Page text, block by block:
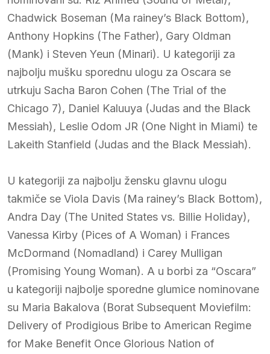
Chadwick Boseman (Ma rainey’s Black Bottom),
Anthony Hopkins (The Father), Gary Oldman
(Mank) i Steven Yeun (Minari). U kategoriji za
najbolju mušku sporednu ulogu za Oscara se
utrkuju Sacha Baron Cohen (The Trial of the
Chicago 7), Daniel Kaluuya (Judas and the Black
Messiah), Leslie Odom JR (One Night in Miami) te
Lakeith Stanfield (Judas and the Black Messiah).
U kategoriji za najbolju žensku glavnu ulogu
takmiče se Viola Davis (Ma rainey’s Black Bottom),
Andra Day (The United States vs. Billie Holiday),
Vanessa Kirby (Pices of A Woman) i Frances
McDormand (Nomadland) i Carey Mulligan
(Promising Young Woman). A u borbi za “Oscara”
u kategoriji najbolje sporedne glumice nominovane
su Maria Bakalova (Borat Subsequent Moviefilm:
Delivery of Prodigious Bribe to American Regime
for Make Benefit Once Glorious Nation of